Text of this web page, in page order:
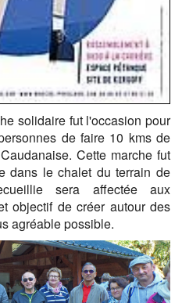
solidaire fut l'occasion pour
de faire 10 kms de
Cette marche fut
dans le chalet du terrain de
sera affectée aux
objectif de créer autour des
agréable possible.